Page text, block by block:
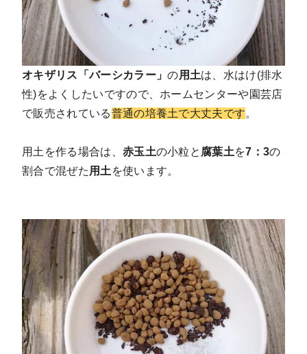
オキザリス「バーシカラー」の用土は、水はけ(排水
性)をよくしたいですので、ホームセンターや園芸店
で販売されている普通の培養土で大丈夫です。
用土を作る場合は、 赤玉土の小粒と 腐葉土を7：3の
割合で混ぜた 用土 を使います。